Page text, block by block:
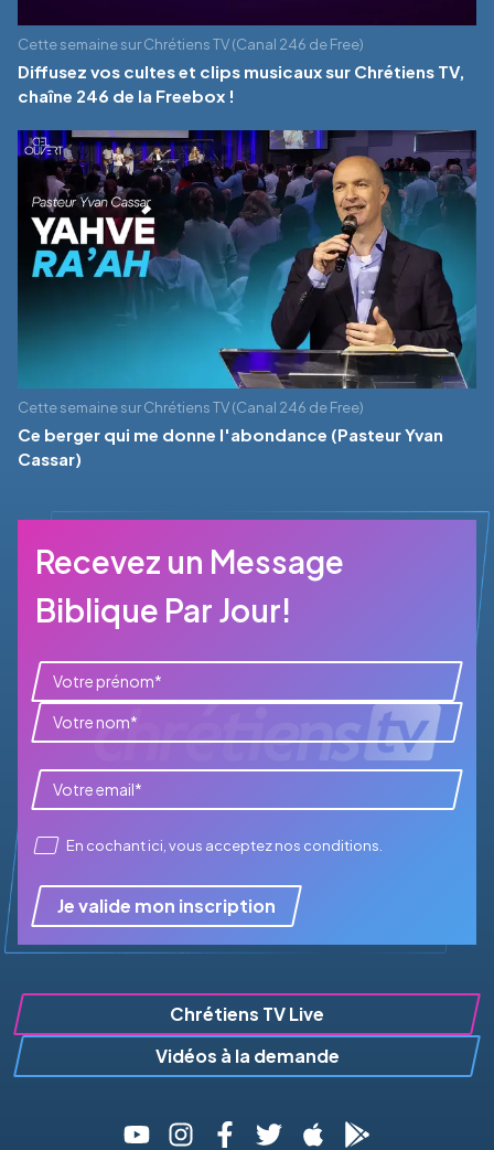
Cette semaine sur Chrétiens TV (Canal 246 de Free)
Diffusez vos cultes et clips musicaux sur Chrétiens TV,
chaîne 246 de la Freebox !
Cette semaine sur Chrétiens TV (Canal 246 de Free)
Ce berger qui me donne l'abondance (Pasteur Yvan
Cassar)
Recevez un Message
Biblique Par Jour!
En cochant ici, vous accepteznos conditions
Je valide mon inscription
Chrétiens TV Live
Vidéos à la demande